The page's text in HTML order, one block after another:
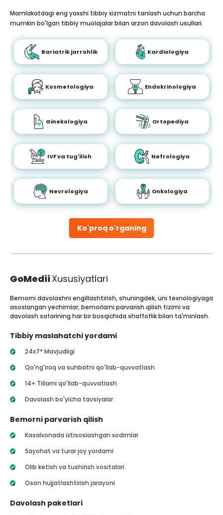
Ko'proq o'rganing
Mamlakatdagi eng yaxshi tibbiy xizmatni tanlash uchun barcha
mumkin bo'lgan tibbiy muolajalar bilan arzon davolash usullari.
Bariatrik jarrohlik Kardiologiya
Kosmetologiya Endokrinologiya
Ginekologiya Ortopediya
IVF va tug'ilish Nefrologiya
Nevrologiya Onkologiya
GoMedii Xususiyatlari
Bemorni davolashni engillashtirish, shuningdek, uni texnologiyaga
asoslangan yechimlar, bemorlarni parvarish qilish tizimi va
davolash safarining har bir bosqichida shaffoflik bilan ta'minlash.
Tibbiy maslahatchi yordami
24x7* Mavjudligi
Qo'ng'iroq va suhbatni qo'llab-quvvatlash
14+ Tillarni qo'llab-quvvatlash
Davolash bo'yicha tavsiyalar
Bemorni parvarish qilish
Kasalxonada ixtisoslashgan xodimlar
Sayohat va turar joy yordami
Olib ketish va tushirish vositalari
Oson hujjatlashtirish jarayoni
Davolash paketlari